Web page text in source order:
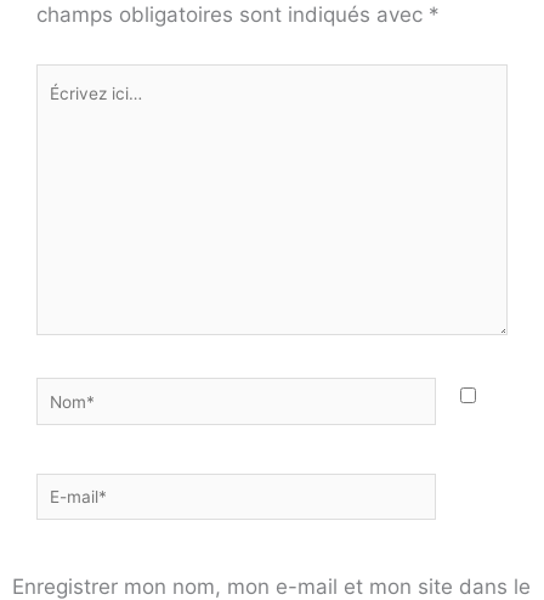
champs obligatoires sont indiqués avec *
Écrivez
Nom*
E-
mail*
Enregistrer mon nom, mon e-mail et mon site dans le